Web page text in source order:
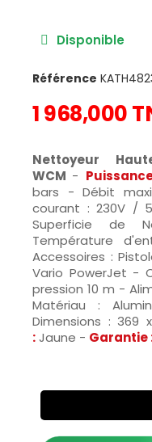
Disponible
Référence
1 968,000
Nettoyeur
WCM -
bars - Débit
courant : 230V /
Superficie de
Température
Accessoires :
Vario PowerJet -
pression 10 m -
Matériau :
Dimensions :
:Jaune - Garantie